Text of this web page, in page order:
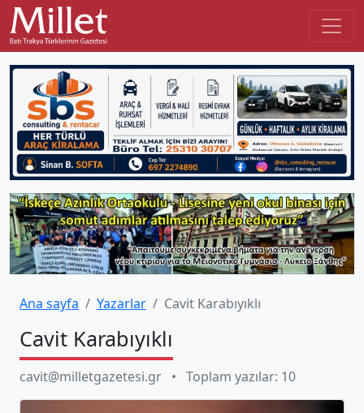
Ana sayfa Yazarlar Cavit Karabıyıklı
Cavit Karabıyıklı
cavit@milletgazetesi.gr • Toplam yazılar: 10